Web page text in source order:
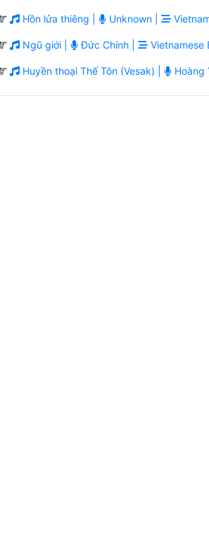
Hồn lửa thiêng | Unknown |
Ngũ giới | Đức Chính | Vietnamese
Huyền thoại Thế Tôn (Vesak) | Hoàng